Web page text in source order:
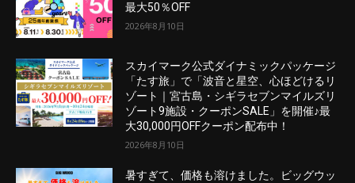
最大50％OFF
2026年8月10日
スカイマーク公式ダイナミックパッケージ
「たす旅」で「波音と星空、心ほどけるリ
ゾート｜宮古島・シギラセブンマイルズリ
ゾート9施設・クーポンSALE」を開催♪最
大30,000円OFFクーポン配布中！
2026年8月10日
暑すぎて、価格も溶けました。ビッグウッ